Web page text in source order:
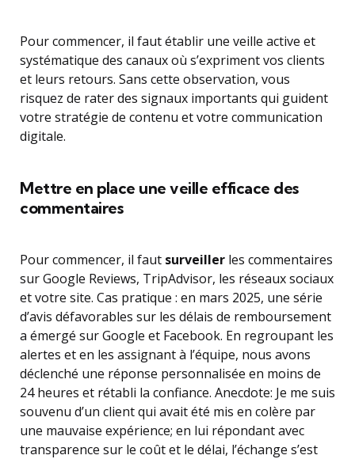
Pour commencer, il faut établir une veille active et
systématique des canaux où s’expriment vos clients
et leurs retours. Sans cette observation, vous
risquez de rater des signaux importants qui guident
votre stratégie de contenu et votre communication
digitale.
Mettre en place une veille efficace des
commentaires
Pour commencer, il faut surveiller les commentaires
sur Google Reviews, TripAdvisor, les réseaux sociaux
et votre site. Cas pratique : en mars 2025, une série
d’avis défavorables sur les délais de remboursement
a émergé sur Google et Facebook. En regroupant les
alertes et en les assignant à l’équipe, nous avons
déclenché une réponse personnalisée en moins de
24 heures et rétabli la confiance. Anecdote: Je me suis
souvenu d’un client qui avait été mis en colère par
une mauvaise expérience; en lui répondant avec
transparence sur le coût et le délai, l’échange s’est